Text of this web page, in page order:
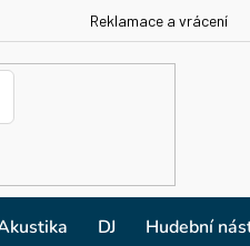
Reklamace a vrácení
DJ Hudební